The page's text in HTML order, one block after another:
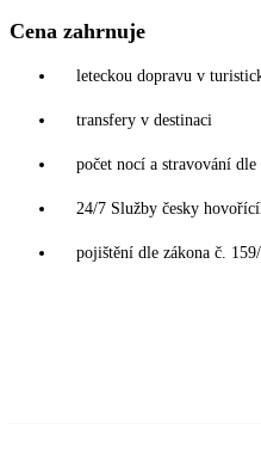
Cena zahrnuje
leteckou dopravu v
transfery v destinaci
počet nocí a stravování
24/7 Služby česky
pojištění dle zákona č. 159/